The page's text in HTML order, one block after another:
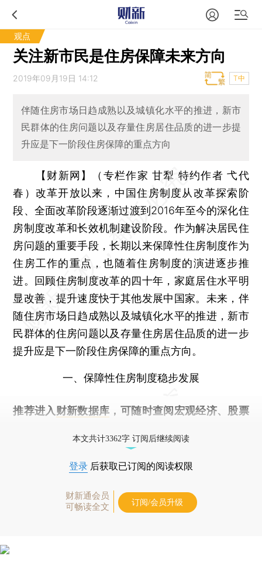
观点
关注新市民是住房保障未来方向
2019年09月19日 14:12 T中
伴随住房市场日趋成熟以及城镇化水平的推进，新市
民群体的住房问题以及存量住房居住品质的进一步提
升应是下一阶段住房保障的重点方向
【财新网】（专栏作家 甘犁 特约作者 弋代
春） 改革开放以来，中国住房制度从改革探索阶
段、全面改革阶段逐渐过渡到2016年至今的深化住
房制度改革和长效机制建设阶段。作为解决居民住
房问题的重要手段，长期以来保障性住房制度作为
住房工作的重点，也随着住房制度的演进逐步推
进。回顾住房制度改革的四十年，家庭居住水平明
显改善，提升速度快于其他发展中国家。未来，伴
随住房市场日趋成熟以及城镇化水平的推进，新市
民群体的住房问题以及存量住房居住品质的进一步
提升应是下一阶段住房保障的重点方向。
一、保障性住房制度稳步发展
推荐进入 财新数据库 ，可随时查阅宏观经济、股票
本文共计3362字 订阅后继续阅读
登录 后获取已订阅的阅读权限
财新通会员
可畅读全文
订阅/会员升级